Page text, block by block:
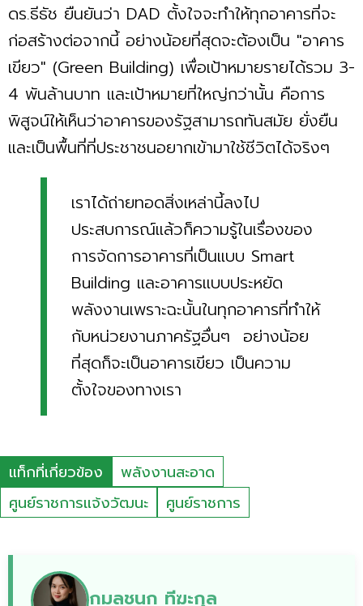
ดร.ธีธัช ยืนยันว่า DAD ตั้งใจจะทำให้ทุกอาคารที่จะ
ก่อสร้างต่อจากนี้ อย่างน้อยที่สุดจะต้องเป็น "อาคาร
เขียว" (Green Building) เพื่อเป้าหมายรายได้รวม 3-
4 พันล้านบาท และเป้าหมายที่ใหญ่กว่านั้น คือการ
พิสูจน์ให้เห็นว่าอาคารของรัฐสามารถทันสมัย ยั่งยืน
และเป็นพื้นที่ที่ประชาชนอยากเข้ามาใช้ชีวิตได้จริงๆ
เราได้ถ่ายทอดสิ่งเหล่านี้ลงไป
ประสบการณ์แล้วก็ความรู้ในเรื่องของ
การจัดการอาคารที่เป็นแบบ Smart
Building และอาคารแบบประหยัด
พลังงานเพราะฉะนั้นในทุกอาคารที่ทำให้
กับหน่วยงานภาครัฐอื่นๆ อย่างน้อย
ที่สุดก็จะเป็นอาคารเขียว เป็นความ
ตั้งใจของทางเรา
แท็กที่เกี่ยวข้อง
พลังงานสะอาด
ศูนย์ราชการแจ้งวัฒนะ
ศูนย์ราชการ
กมลชนก ทีฆะกุล